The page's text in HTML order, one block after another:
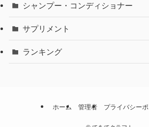
シャンプー・コンディショナー
サプリメント
ランキング
ホーム 管理者 プライバシー